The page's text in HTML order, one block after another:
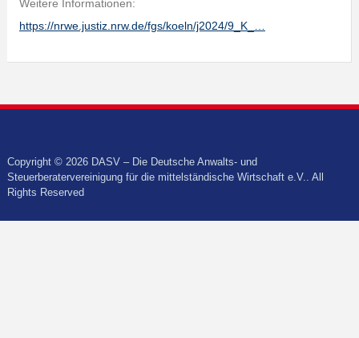
Weitere Informationen:
https://nrwe.justiz.nrw.de/fgs/koeln/j2024/9_K_…
Copyright © 2026 DASV – Die Deutsche Anwalts- und
Steuerberatervereinigung für die mittelständische Wirtschaft e.V.. All
Rights Reserved